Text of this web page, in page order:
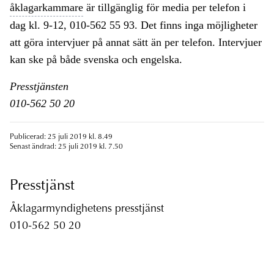
åklagarkammare är tillgänglig för media per telefon i
dag kl. 9-12, 010-562 55 93. Det finns inga möjligheter
att göra intervjuer på annat sätt än per telefon. Intervjuer
kan ske på både svenska och engelska.
Presstjänsten
010-562 50 20
Publicerad: 25 juli 2019 kl. 8.49
Senast ändrad: 25 juli 2019 kl. 7.50
Presstjänst
Åklagarmyndighetens presstjänst
010-562 50 20